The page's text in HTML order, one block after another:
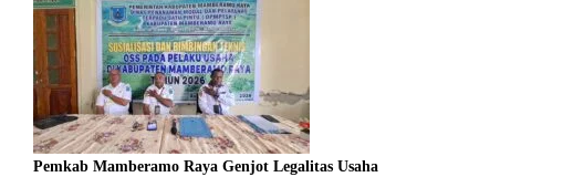
Pemkab Mamberamo Raya Genjot Legalitas Usaha